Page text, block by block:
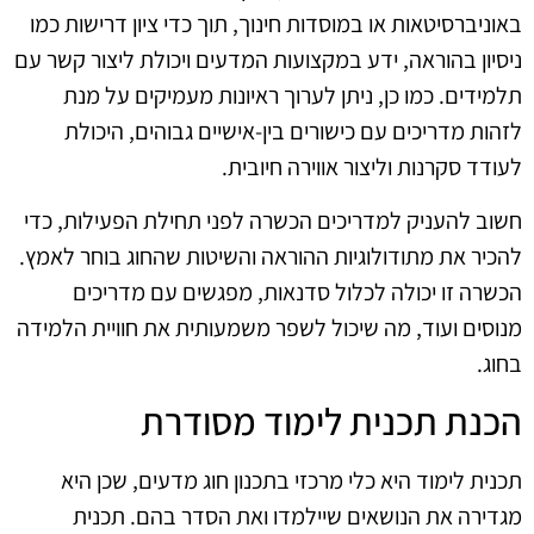
באוניברסיטאות או במוסדות חינוך, תוך כדי ציון דרישות כמו
ניסיון בהוראה, ידע במקצועות המדעים ויכולת ליצור קשר עם
תלמידים. כמו כן, ניתן לערוך ראיונות מעמיקים על מנת
לזהות מדריכים עם כישורים בין-אישיים גבוהים, היכולת
לעודד סקרנות וליצור אווירה חיובית.
חשוב להעניק למדריכים הכשרה לפני תחילת הפעילות, כדי
להכיר את מתודולוגיות ההוראה והשיטות שהחוג בוחר לאמץ.
הכשרה זו יכולה לכלול סדנאות, מפגשים עם מדריכים
מנוסים ועוד, מה שיכול לשפר משמעותית את חוויית הלמידה
בחוג.
הכנת תכנית לימוד מסודרת
תכנית לימוד היא כלי מרכזי בתכנון חוג מדעים, שכן היא
מגדירה את הנושאים שיילמדו ואת הסדר בהם. תכנית